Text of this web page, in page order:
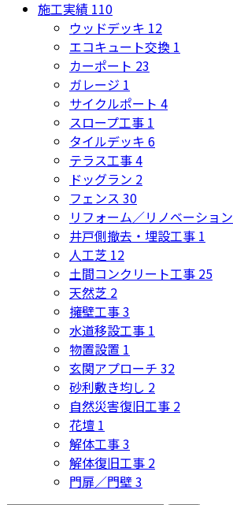
施工実績 110
ウッドデッキ 12
エコキュート交換 1
カーポート 23
ガレージ 1
サイクルポート 4
スロープ工事 1
タイルデッキ 6
テラス工事4
ドッグラン 2
フェンス 30
リフォーム／リノベーション
井戸側撤去・埋設工事 1
人工芝 12
土間コンクリート工事 25
天然芝 2
擁壁工事3
水道移設工事 1
物置設置 1
玄関アプローチ 32
砂利敷き均し 2
自然災害復旧工事 2
花壇 1
解体工事3
解体復旧工事 2
門扉／門壁3